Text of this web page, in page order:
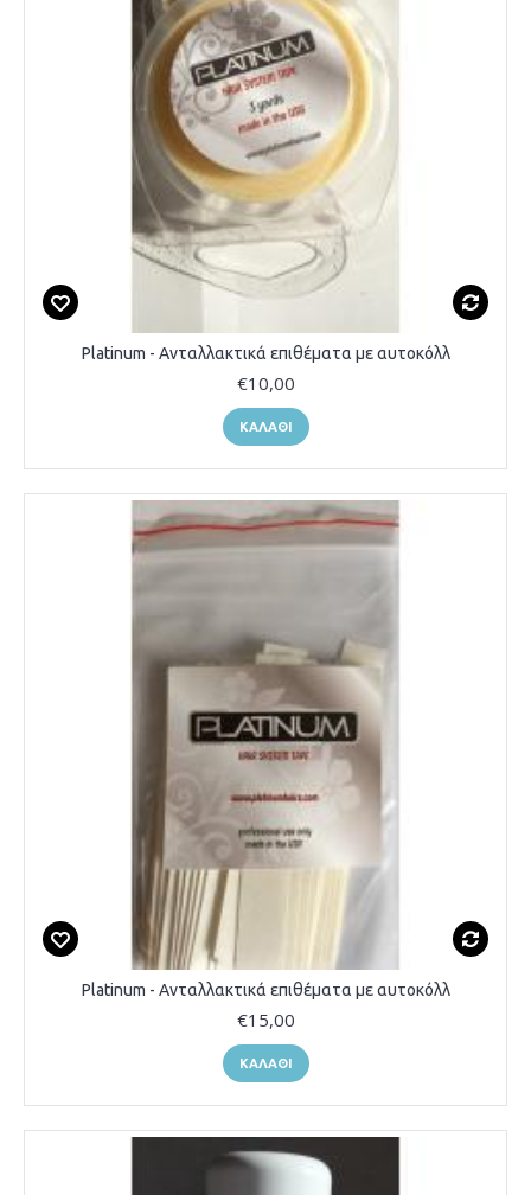
Platinum - Ανταλλακτικά επιθέματα με αυτοκόλλ
€10,00
ΚΑΛΆΘΙ
Platinum - Ανταλλακτικά επιθέματα με αυτοκόλλ
€15,00
ΚΑΛΆΘΙ